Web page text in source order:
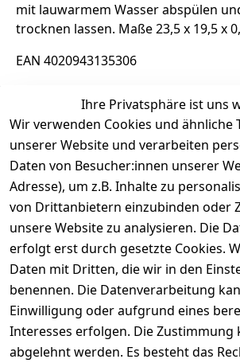
mit lauwarmem Wasser abspülen
trocknen lassen. Maße 23,5 x 19,5 x
EAN 4020943135306
Rechtliche Informationen
Ihre Privatsphäre ist uns
Wir verwenden Cookies und ähnliche
unserer Website und verarbeiten
Daten von Besucher:innen unserer
Adresse), um z.B. Inhalte zu
von Drittanbietern einzubinden oder
unsere Website zu analysieren. Die
erfolgt erst durch gesetzte Cookies.
Daten mit Dritten, die wir in den
benennen. Die Datenverarbeitung
Einwilligung oder aufgrund eines
Interesses erfolgen. Die
abgelehnt werden. Es besteht das